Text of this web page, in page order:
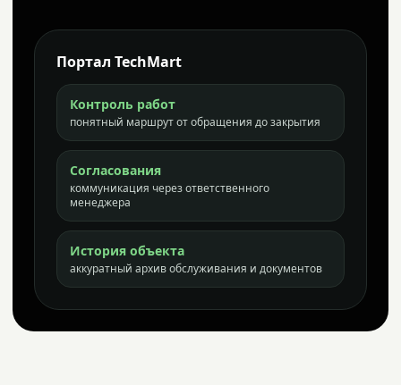
Портал TechMart
Контроль работ
понятный маршрут от обращения до закрытия
Согласования
коммуникация через ответственного
менеджера
История объекта
аккуратный архив обслуживания и документов